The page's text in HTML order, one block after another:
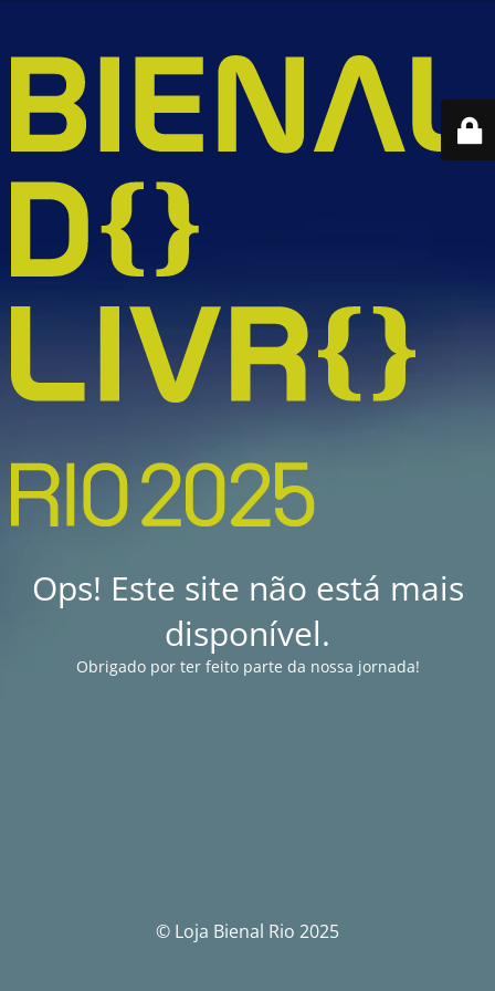
Ops! Este site não está mais
disponível.
Obrigado por ter feito parte da nossa jornada!
© Loja Bienal Rio 2025